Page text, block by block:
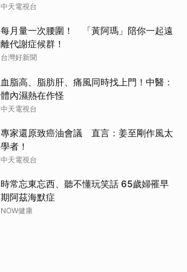
中天電視台
每月量一次腰圍！ 「黃阿瑪」陪你一起遠
離代謝症候群！
台灣好新聞
血脂高、脂肪肝、痛風同時找上門！中醫：
體內濕熱在作怪
中天電視台
專家還原致癌油會議 直言：姜至剛作風太
學者！
中天電視台
時常忘東忘西、聽不懂玩笑話 65歲婦罹早
期阿茲海默症
NOW健康